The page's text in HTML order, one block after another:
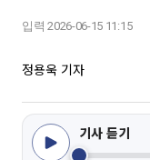
입력 2026-06-15 11:15
정용욱 기자
기사 듣기